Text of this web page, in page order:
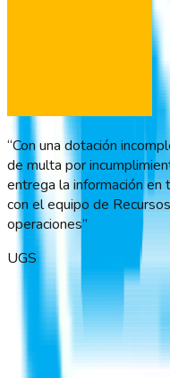
“Con una dotación
de multa por
entrega la información en
con el equipo de
operaciones”
UGS